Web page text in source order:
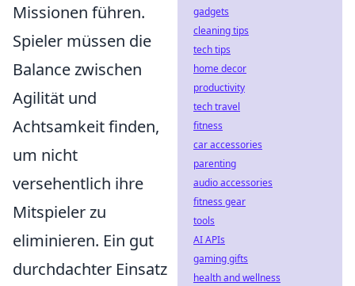
Missionen führen.
Spieler müssen die
Balance zwischen
Agilität und
Achtsamkeit finden,
um nicht
versehentlich ihre
Mitspieler zu
eliminieren. Ein gut
durchdachter Einsatz
gadgets
cleaning tips
tech tips
home decor
productivity
tech travel
fitness
car accessories
parenting
audio accessories
fitness gear
tools
AI APIs
gaming gifts
health and wellness